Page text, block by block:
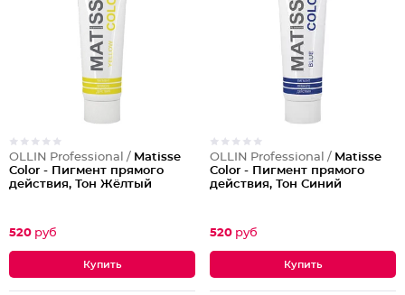
OLLIN Professional / Matisse
Color - Пигмент прямого
действия, Тон Жёлтый
520 руб
OLLIN Professional / Matisse
Color - Пигмент прямого
действия, Тон Синий
520 руб